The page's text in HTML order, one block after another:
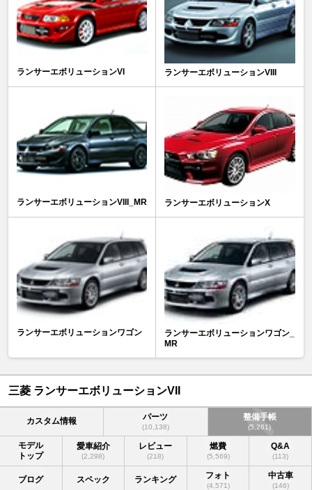
ランサーエボリューションVI ランサーエボリューションVIII
ランサーエボリューションVIII_MR ランサーエボリューションX
ランサーエボリューションワゴン
ランサーエボリューションワゴン_
MR
三菱 ランサーエボリューションVII
カスタム情報 パーツ
(10,138)
整備手帳
(5,261)
モデル
トップ
愛車紹介
(2,298)
レビュー
(218)
燃費
(5,569)
Q&A
(113)
ブログ スペック ランキング フォト
(4,571)
中古車
(146)